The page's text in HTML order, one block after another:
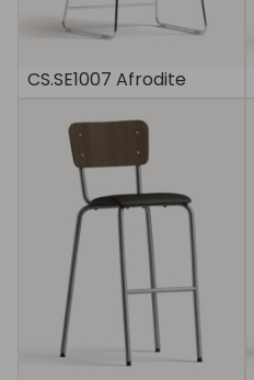
CS.SE1007 Afrodite